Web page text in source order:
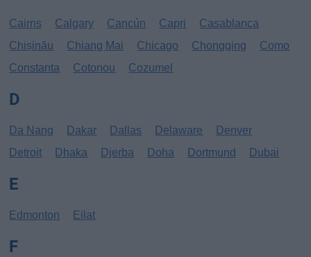
Cairns Calgary Cancún Capri
Casablanca
Chișinău
Chiang Mai Chicago Chongqing
Como
Constanta
Cotonou Cozumel
D
Da Nang Dakar Dallas Delaware
Denver
Detroit
Dhaka Djerba Doha Dortmund Dubai
E
Edmonton Eilat
F